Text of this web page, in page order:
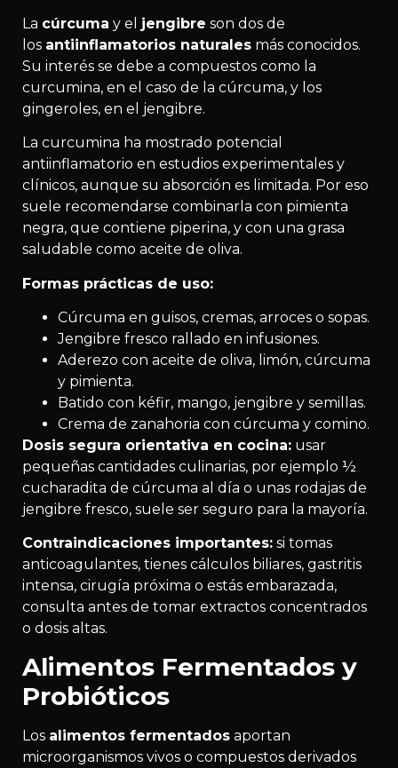
La cúrcuma y el jengibre son dos de
los antiinflamatorios naturales más conocidos.
Su interés se debe a compuestos como la
curcumina, en el caso de la cúrcuma, y los
gingeroles, en el jengibre.
La curcumina ha mostrado potencial
antiinflamatorio en estudios experimentales y
clínicos, aunque su absorción es limitada. Por eso
suele recomendarse combinarla con pimienta
negra, que contiene piperina, y con una grasa
saludable como aceite de oliva.
Formas prácticas de uso:
Cúrcuma en guisos, cremas, arroces o sopas.
Jengibre fresco rallado en infusiones.
Aderezo con aceite de oliva, limón, cúrcuma
y pimienta.
Batido con kéfir, mango, jengibre y semillas.
Crema de zanahoria con cúrcuma y comino.
Dosis segura orientativa en cocina: usar
pequeñas cantidades culinarias, por ejemplo ½
cucharadita de cúrcuma al día o unas rodajas de
jengibre fresco, suele ser seguro para la mayoría.
Contraindicaciones importantes: si tomas
anticoagulantes, tienes cálculos biliares, gastritis
intensa, cirugía próxima o estás embarazada,
consulta antes de tomar extractos concentrados
o dosis altas.
Alimentos Fermentados y
Probióticos
Los alimentos fermentados aportan
microorganismos vivos o compuestos derivados